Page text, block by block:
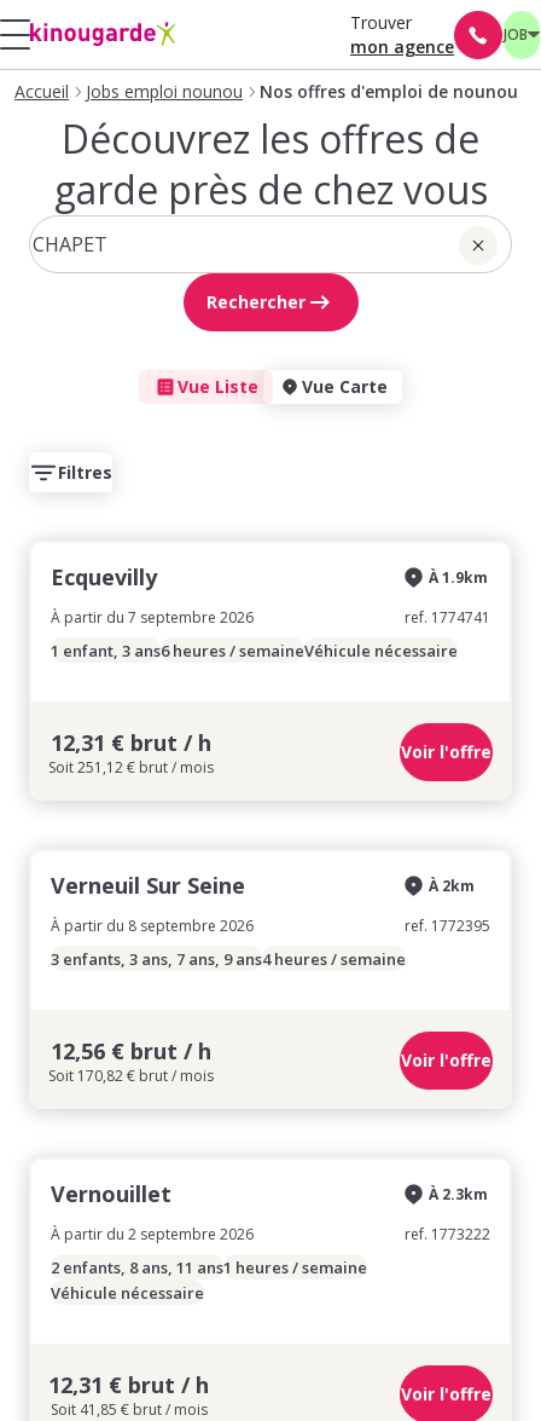
Trouver
mon agence
JOB
Accueil Jobs emploi nounou Nos offres d'emploi de nounou
Découvrez les offres de
garde près de chez vous
Rechercher
Vue Liste Vue Carte
Filtres
Ecquevilly
À partir du 7 septembre 2026
À 1.9km
ref. 1774741
1 enfant, 3 ans6 heures / semaineVéhicule nécessaire
12,31 € brut / h
Soit 251,12 € brut / mois
Voir l'offre
Verneuil Sur Seine
À partir du 8 septembre 2026
À 2km
ref. 1772395
3 enfants, 3 ans, 7 ans, 9 ans4 heures / semaine
12,56 € brut / h
Soit 170,82 € brut / mois
Voir l'offre
Vernouillet
À partir du 2 septembre 2026
À 2.3km
ref. 1773222
2 enfants, 8 ans, 11 ans1 heures / semaine
Véhicule nécessaire
12,31 € brut / h
Soit 41,85 € brut / mois
Voir l'offre